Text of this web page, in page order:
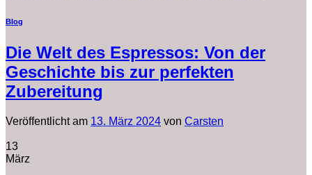
Blog
Die Welt des Espressos: Von der
Geschichte bis zur perfekten
Zubereitung
Veröffentlicht am 13. März 2024 von Carsten
13
März